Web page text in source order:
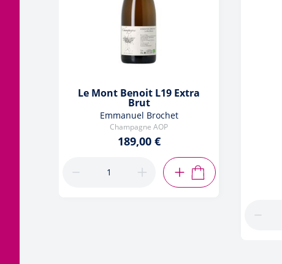
Le Mont Benoit L19 Extra
Brut
Emmanuel Brochet
Champagne AOP
189,00 €
AJOUTER AU PANIER